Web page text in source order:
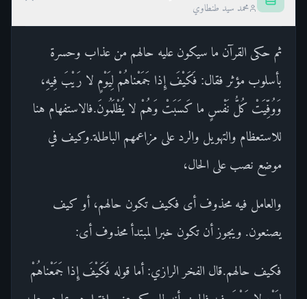
محمد سيد طنطاوي
ثم حكى القرآن ما سيكون عليه حالهم من عذاب وحسرة
بأسلوب مؤثر فقال: فَكَيْفَ إِذا جَمَعْناهُمْ لِيَوْمٍ لا رَيْبَ فِيهِ،
وَوُفِّيَتْ كُلُّ نَفْسٍ ما كَسَبَتْ وَهُمْ لا يُظْلَمُونَ.فالاستفهام هنا
للاستعظام والتهويل والرد على مزاعمهم الباطلة.وكيف في
موضع نصب على الحال،
والعامل فيه محذوف أى فكيف تكون حالهم، أو كيف
يصنعون. ويجوز أن تكون خبرا لمبتدأ محذوف أى:
فكيف حالهم.قال الفخر الرازي: أما قوله فَكَيْفَ إِذا جَمَعْناهُمْ